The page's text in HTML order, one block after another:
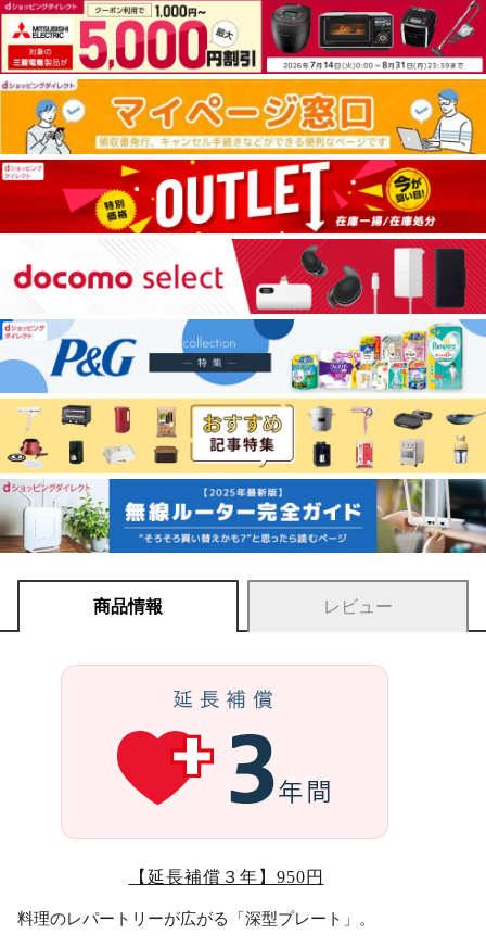
商品情報 レビュー
【延長補償３年】950円
料理のレパートリーが広がる「深型プレート」。